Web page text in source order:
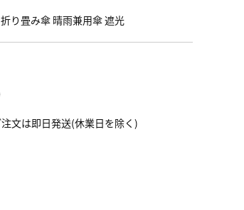
り畳み傘 晴雨兼用傘 遮光
文は即日発送(休業日を除く)